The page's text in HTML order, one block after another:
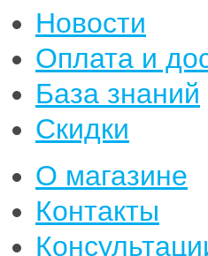
Новости
Оплата и
База знаний
Скидки
О магазине
Контакты